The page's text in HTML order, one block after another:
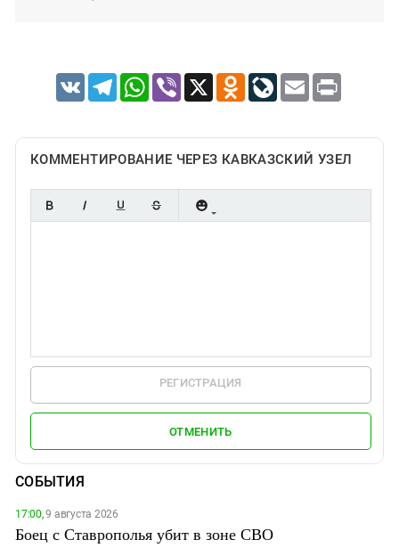
VK TelegramWhatsApp
Viber X Odnoklassniki
LiveJournal
Email Print
КОММЕНТИРОВАНИЕ ЧЕРЕЗ КАВКАЗСКИЙ УЗЕЛ
РЕГИСТРАЦИЯ
ОТМЕНИТЬ
СОБЫТИЯ
17:00,9 августа 2026
Боец с Ставрополья убит в зоне СВО